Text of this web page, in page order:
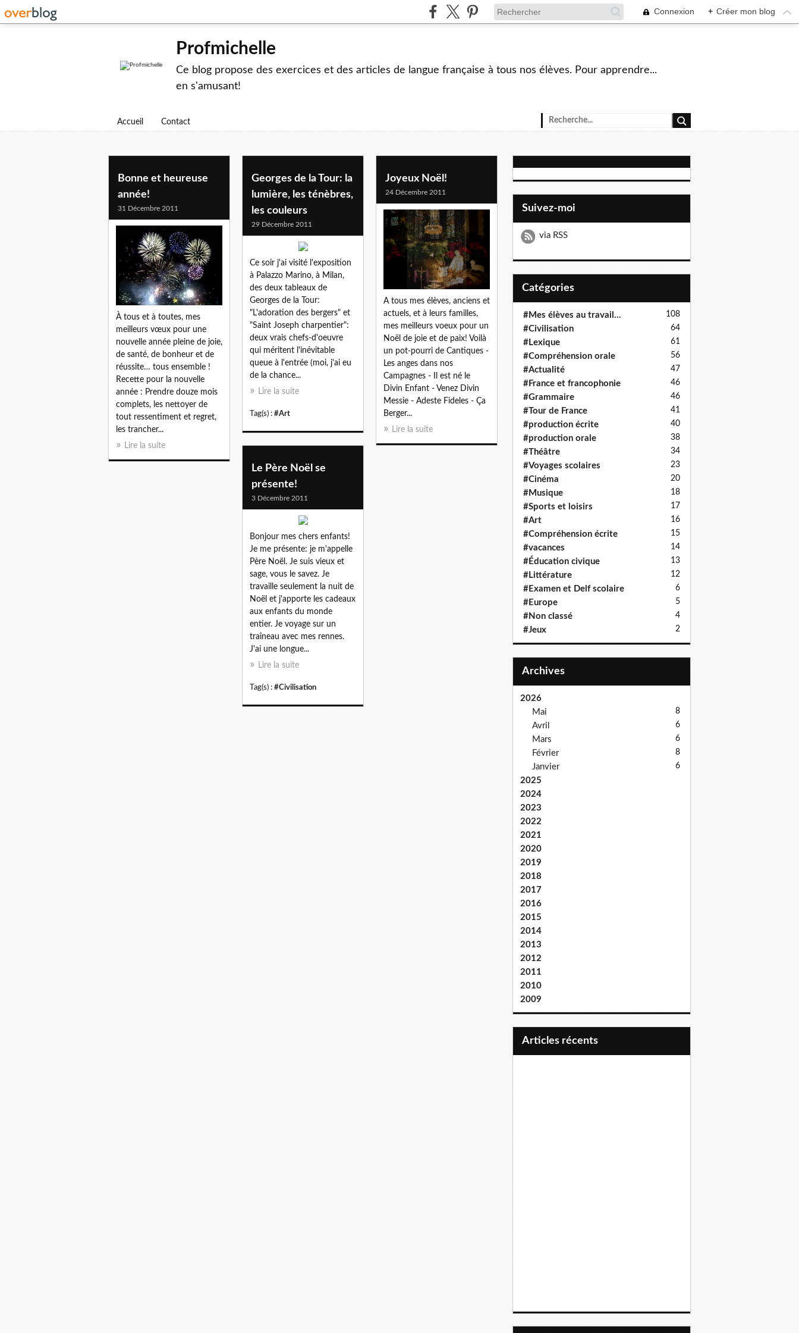
Connexion + Créer mon blog
Profmichelle
Ce blog propose des exercices et des articles de langue française à tous nos élèves. Pour apprendre...
en s'amusant!
Accueil Contact
Bonne et heureuse
année!
31 Décembre 2011
À tous et à toutes, mes
meilleurs vœux pour une
nouvelle année pleine de joie,
de santé, de bonheur et de
réussite… tous ensemble !
Recette pour la nouvelle
année : Prendre douze mois
complets, les nettoyer de
tout ressentiment et regret,
les trancher...
Lire la suite
Georges de la Tour: la
lumière, les ténèbres,
les couleurs
29 Décembre 2011
Ce soir j'ai visité l'exposition
à Palazzo Marino, à Milan,
des deux tableaux de
Georges de la Tour:
"L'adoration des bergers" et
"Saint Joseph charpentier":
deux vrais chefs-d'oeuvre
qui méritent l'inévitable
queue à l'entrée (moi, j'ai eu
de la chance...
Lire la suite
Tag(s) : #Art
Joyeux Noël!
24 Décembre 2011
A tous mes élèves, anciens et
actuels, et à leurs familles,
mes meilleurs voeux pour un
Noël de joie et de paix! Voilà
un pot-pourri de Cantiques -
Les anges dans nos
Campagnes - Il est né le
Divin Enfant - Venez Divin
Messie - Adeste Fideles - Ça
Berger...
Lire la suite
Le Père Noël se
présente!
3 Décembre 2011
Bonjour mes chers enfants!
Je me présente: je m'appelle
Père Noël. Je suis vieux et
sage, vous le savez. Je
travaille seulement la nuit de
Noël et j'apporte les cadeaux
aux enfants du monde
entier. Je voyage sur un
traîneau avec mes rennes.
J'ai une longue...
Lire la suite
Tag(s) : #Civilisation
Suivez-moi
via RSS
Catégories
#Mes élèves au travail... 108
#Civilisation 64
#Lexique 61
#Compréhension orale 56
#Actualité 47
#France et francophonie 46
#Grammaire 46
#Tour de France 41
#production écrite 40
#production orale 38
#Théâtre 34
#Voyages scolaires 23
#Cinéma 20
#Musique 18
#Sports et loisirs 17
#Art 16
#Compréhension écrite 15
#vacances 14
#Éducation civique 13
#Littérature 12
#Examen et Delf scolaire 6
#Europe 5
#Non classé 4
#Jeux 2
Archives
2026
Mai
8
Avril 6
Mars 6
Février 8
Janvier 6
2025
2024
2023
2022
2021
2020
2019
2018
2017
2016
2015
2014
2013
2012
2011
2010
2009
articles récents